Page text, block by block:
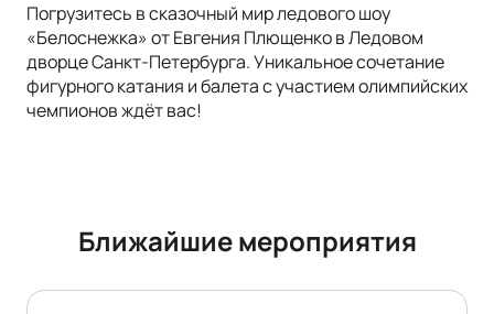
Погрузитесь в сказочный мир ледового шоу
«Белоснежка» от Евгения Плющенко в Ледовом
дворце Санкт-Петербурга. Уникальное сочетание
фигурного катания и балета с участием олимпийских
чемпионов ждёт вас!
Ближайшие мероприятия